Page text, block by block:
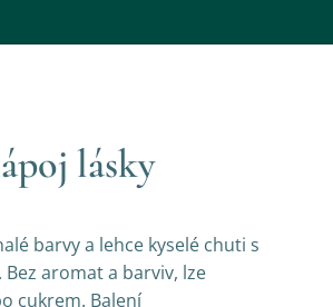
lásky
barvy a lehce kyselé chuti s
aromat a barviv, lze
cukrem. Balení